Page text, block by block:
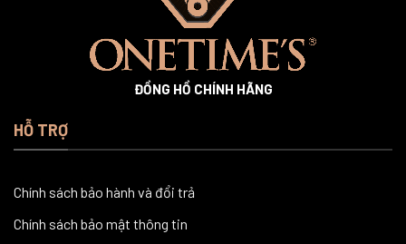
ĐỒNG HỒ CHÍNH HÃNG
HỖ TRỢ
Chính sách bảo hành và đổi trả
Chính sách bảo mật thông tin